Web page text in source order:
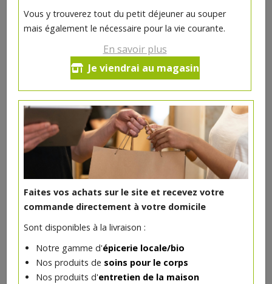
Vous y trouverez tout du petit déjeuner au souper
mais également le nécessaire pour la vie courante.
En savoir plus
Je viendrai au magasin
Faites vos achats sur le site et recevez votre
commande directement à votre domicile
Sont disponibles à la livraison :
Notre gamme d'épicerie locale/bio
Nos produits de soins pour le corps
Nos produits d'entretien de la maison
Graines de courge bio 250g
Hygiena
- 1 pc
5.66
Réception souhaitée le
DANS LA MÊME CATÉGORIE ...